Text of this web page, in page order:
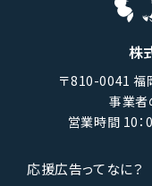
株
〒810-0041
事業
営業時間 10：
応援広告ってなに？